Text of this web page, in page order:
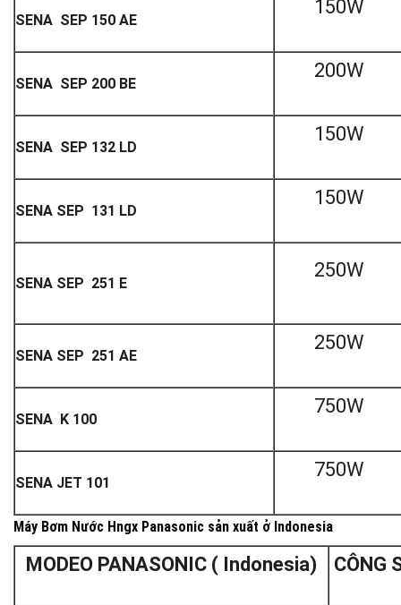
SENA SEP 150 AE
150W
SENA SEP 200 BE
200W
SENA SEP 132 LD
150W
SENA SEP 131 LD
150W
SENA SEP 251 E
250W
SENA SEP 251 AE
250W
SENA K 100
750W
SENA JET 101
750W
Máy Bơm Nước Hngx Panasonic sản xuất ở Indonesia
MODEO PANASONIC ( Indonesia) CÔNG